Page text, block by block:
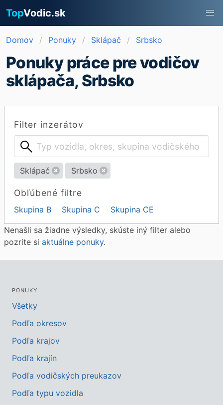
TopVodic.sk
Domov Ponuky Sklápač Srbsko
Ponuky práce pre vodičov
sklápača, Srbsko
Filter inzerátov
Sklápač Srbsko
Obľúbené filtre
Skupina B Skupina C Skupina CE
Nenašli sa žiadne výsledky, skúste iný filter alebo
pozrite si aktuálne ponuky.
PONUKY
Všetky
Podľa okresov
Podľa krajov
Podľa krajín
Podľa vodičských preukazov
Podľa typu vozidla